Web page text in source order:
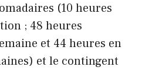
(10 heures
; 48 heures
et 44 heures en
et le contingent